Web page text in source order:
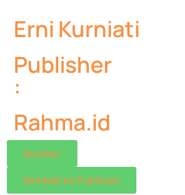
Erni Kurniati
Publisher
:
Rahma.id
Sumber
Kembali ke Publikasi